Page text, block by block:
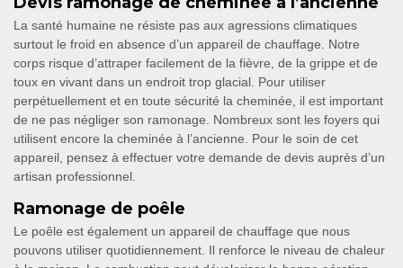
La santé humaine ne résiste pas aux agressions climatiques
surtout le froid en absence d’un appareil de chauffage. Notre
corps risque d’attraper facilement de la fièvre, de la grippe et de
toux en vivant dans un endroit trop glacial. Pour utiliser
perpétuellement et en toute sécurité la cheminée, il est important
de ne pas négliger son ramonage. Nombreux sont les foyers qui
utilisent encore la cheminée à l’ancienne. Pour le soin de cet
appareil, pensez à effectuer votre demande de devis auprès d’un
artisan professionnel.
Ramonage de poêle
Le poêle est également un appareil de chauffage que nous
pouvons utiliser quotidiennement. Il renforce le niveau de chaleur